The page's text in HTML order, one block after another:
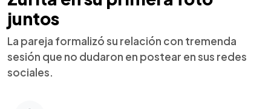
juntos
La pareja formalizó su relación con tremenda
sesión que no dudaron en postear en sus redes
sociales.